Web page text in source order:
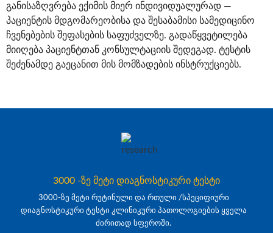
განისაზღვრება ექიმის მიერ ინდივიდუალურად —
პაციენტის მდგომარეობისა და შესაბამისი სამედიცინო
ჩვენებების შეფასების საფუძველზე. გადაწყვეტილება
მიიღება პაციენტთან კონსულტაციის შედეგად. ტესტის
შეძენამდე გაეცანით მის მომზადების ინსტრუქციებს.
3000 -ზე მეტი დიაგნოსტიკური ტესტი
3000-ზე მეტი რუტინული და რთული /სპეციფიური
დიაგნოსტიკური ტესტი კლინიკური პათოლოგიების ყველა
ძირითად სფეროში.